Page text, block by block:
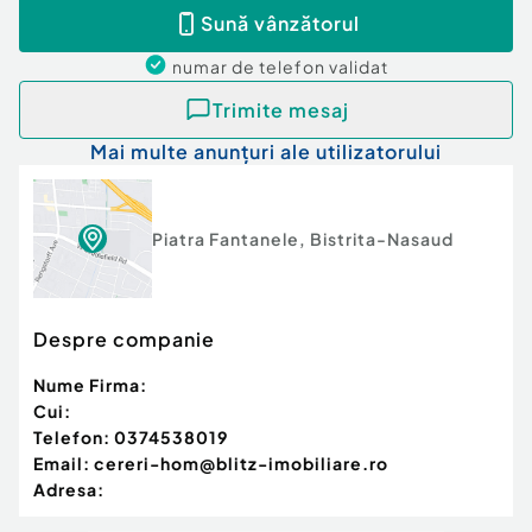
Id intern: P153869
Sună vânzătorul
numar de telefon validat
Trimite mesaj
Mai multe anunțuri ale utilizatorului
Piatra Fantanele, Bistrita-Nasaud
Despre companie
Nume Firma:
Cui:
Telefon: 0374538019
Email: cereri-hom@blitz-imobiliare.ro
Adresa: